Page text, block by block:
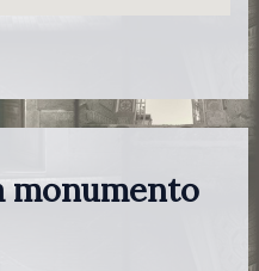
monumento